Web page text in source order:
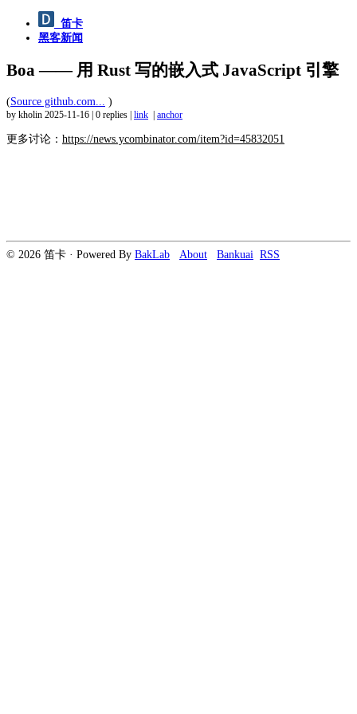
笛卡
黑客新闻
Boa —— 用 Rust 写的嵌入式 JavaScript 引擎
(Source github.com... )
by kholin 2025-11-16 0 replies link anchor
更多讨论： https://news.ycombinator.com/item?id=45832051
© 2026 笛卡 · Powered By BakLab About Bankuai RSS